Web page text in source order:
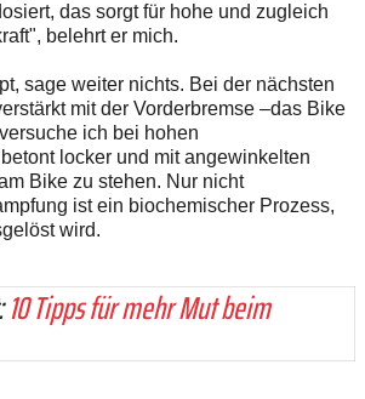
das sorgt für hohe und zugleich
belehrt er mich.
sage weiter nichts. Bei der nächsten
mit der Vorderbremse –das Bike
ich bei hohen
locker und mit angewinkelten
Bike zu stehen. Nur nicht
ist ein biochemischer Prozess,
wird.
10 Tipps für mehr Mut beim